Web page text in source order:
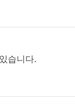
습니다.